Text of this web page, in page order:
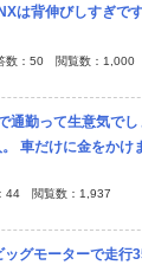
は背伸びしすぎで
数： 50 閲覧数： 1,000
通勤って生意気で
車だけに金をかけ
44 閲覧数： 1,937
ッグモーターで走